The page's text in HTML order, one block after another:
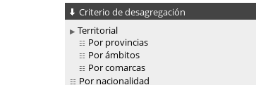
Criterio de desagregación
Territorial
Por provincias
Por ámbitos
Por comarcas
Por nacionalidad